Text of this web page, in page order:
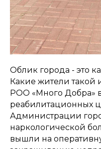
Облик города - это
Какие жители такой
РОО «Много Добра»
реабилитационных
Администрации
наркологической
вышли на